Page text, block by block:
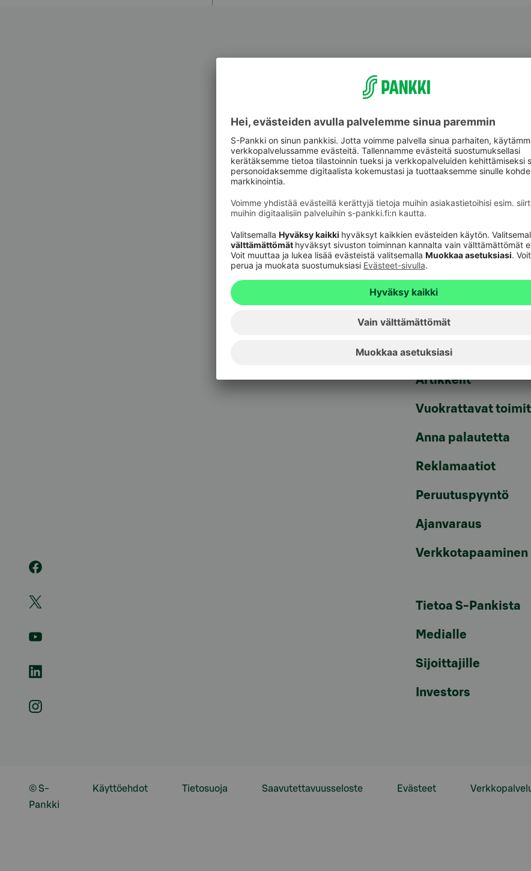
Pankkitunnusten
sulkupalvelu 24h
Korttien sulkupalvelu 24h
Oikopolut
Tarkista
Tule asiakkaaksi
Palveluhinnasto
Usein kysyttyä
Turvallinen
Rahastojen arvot
Tiedotteet
Artikkelit
Vuokrattavat
Anna palautetta
Reklamaatiot
Peruutuspyyntö
Ajanvaraus
Verkkotapaaminen
Tietoa S-Pankista
Medialle
Sijoittajille
Investors
Käyttöehdot Tietosuoja Saavutettavuusseloste Evästeet
© S-
Pankki